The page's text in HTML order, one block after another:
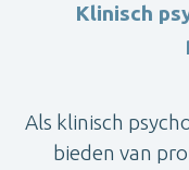
Klinisch
Als klinisch
bieden van